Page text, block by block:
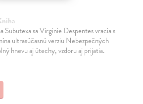
Subutexa sa Virginie Despentes vracia s
ultrasúčasnú verziu Nebezpečných
hnevu aj útechy, vzdoru aj prijatia.